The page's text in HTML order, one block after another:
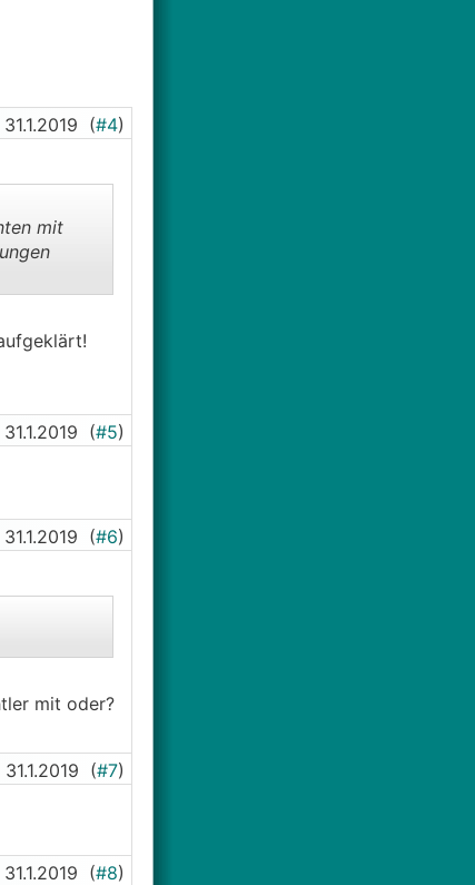
31.1.2019 (#4)
mit
31.1.2019 (#5)
31.1.2019 (#6)
mit oder?
31.1.2019 (#7)
31.1.2019 (#8)